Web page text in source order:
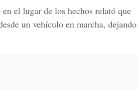
el lugar de los hechos relató que
un vehículo en marcha, dejando